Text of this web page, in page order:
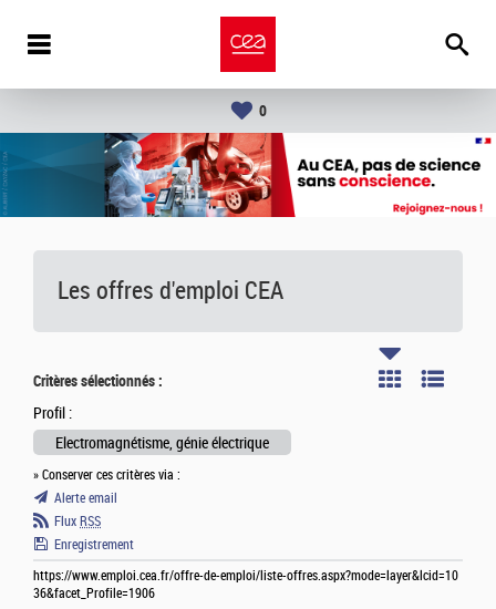
0
Les offres d'emploi CEA
Critères sélectionnés :
Profil :
Electromagnétisme, génie électrique
» Conserver ces critères via :
Alerte email
Flux RSS
Enregistrement
https://www.emploi.cea.fr/offre-de-emploi/liste-offres.aspx?mode=layer&lcid=10
36&facet_Profile=1906